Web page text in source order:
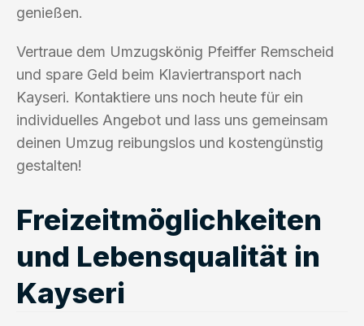
genießen.
Vertraue dem Umzugskönig Pfeiffer Remscheid
und spare Geld beim Klaviertransport nach
Kayseri. Kontaktiere uns noch heute für ein
individuelles Angebot und lass uns gemeinsam
deinen Umzug reibungslos und kostengünstig
gestalten!
Freizeitmöglichkeiten
und Lebensqualität in
Kayseri